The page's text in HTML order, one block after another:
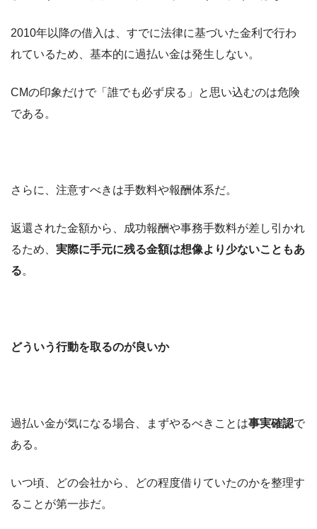
2010年以降の借入は、すでに法律に基づいた金利で行わ
れているため、基本的に過払い金は発生しない。
CMの印象だけで「誰でも必ず戻る」と思い込むのは危険
である。
さらに、注意すべきは手数料や報酬体系だ。
返還された金額から、成功報酬や事務手数料が差し引かれ
るため、 実際に手元に残る金額は想像より少ないこともあ
る。
どういう行動を取るのが良いか
過払い金が気になる場合、まずやるべきことは事実確認で
ある。
いつ頃、どの会社から、どの程度借りていたのかを整理す
ることが第一歩だ。